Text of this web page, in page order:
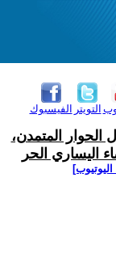
الفيسبوك التويتر
الحوار المتمدن،
اليساري الحر